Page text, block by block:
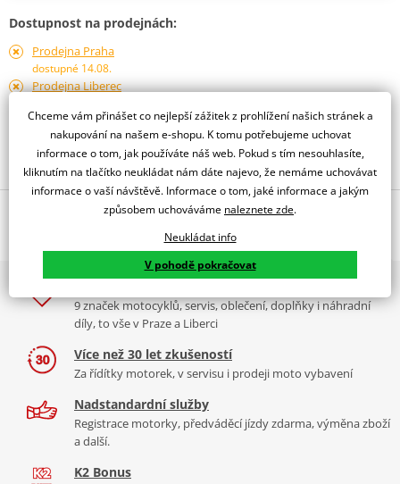
Dostupnost na prodejnách:
Prodejna Praha
dostupné 14.08.
Prodejna Liberec
Obraťte se na specialistu
Popis a parametry
dealer značky JT
pro řetěz 520.
JT RaceLite Hliníkové rozety
CNC obráběné z certifikovaného leteckého hliníku 7075-T6 Ergal.
Rozety RaceLite jsou navrženy pro extrémní závodní podmínky –
maximální pevnost a odolnost při minimální hmotnosti.
JT Sprocketsje světovým lídrem ve výrobě rozet a řetězových
9 značek motocyklů, servis, oblečení, doplňky i náhradní
díly, to vše v Praze a Liberci
Více než 30 let zkušeností
Za řídítky motorek, v servisu i prodeji moto vybavení
Nadstandardní služby
Registrace motorky, předváděcí jízdy zdarma, výměna zboží
a další.
K2 Bonus
Chceme vám přinášet co nejlepší zážitek z prohlížení našich stránek a
nakupování na našem e-shopu. K tomu potřebujeme uchovat
informace o tom, jak používáte náš web. Pokud s tím nesouhlasíte,
kliknutím na tlačítko neukládat nám dáte najevo, že nemáme uchovávat
informace o vaší návštěvě. Informace o tom, jaké informace a jakým
způsobem uchováváme naleznete zde.
Neukládat info
V pohodě pokračovat